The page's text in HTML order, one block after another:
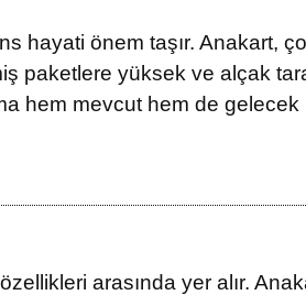
hayati önem taşır. Anakart,
paketlere yüksek ve alçak
hem mevcut hem de gelecek
arasında yer alır.